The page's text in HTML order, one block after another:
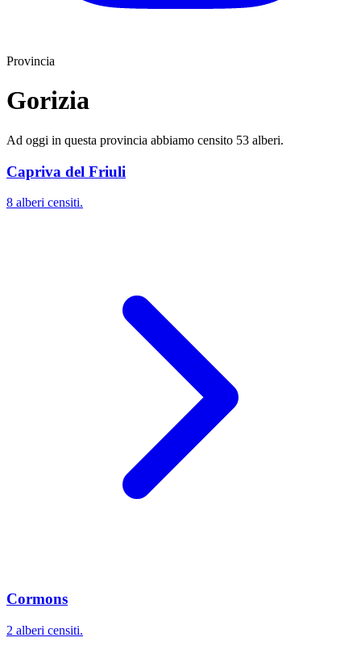
Provincia
Gorizia
Ad oggi in questa provincia abbiamo censito 53 alberi.
Capriva del Friuli
8 alberi censiti.
Cormons
2 alberi censiti.